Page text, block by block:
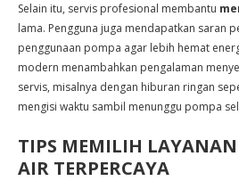
Selain itu, servis profesional membantu
lama. Pengguna juga mendapatkan saran
penggunaan pompa agar lebih hemat
modern menambahkan pengalaman
servis, misalnya dengan hiburan ringan
mengisi waktu sambil menunggu pompa
TIPS MEMILIH LAYANAN
AIR TERPERCAYA